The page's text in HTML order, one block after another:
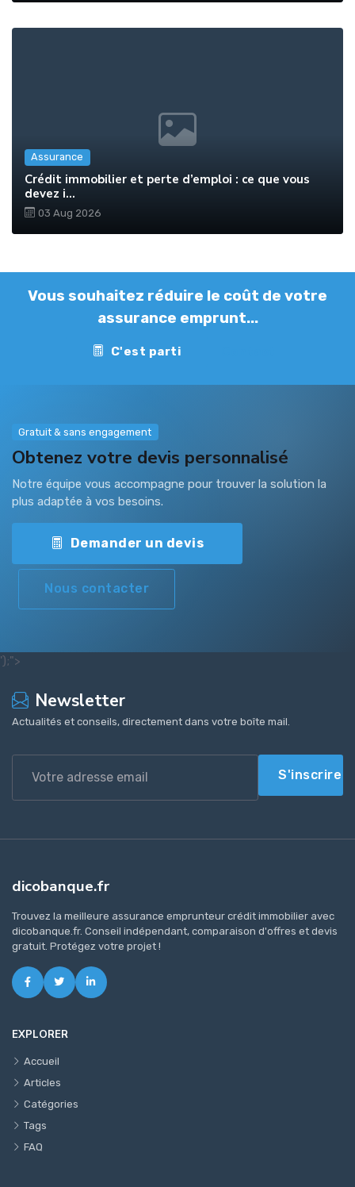
Assurance
Crédit immobilier et perte d’emploi : ce que vous
devez i...
03 Aug 2026
Vous souhaitez réduire le coût de votre
assurance emprunt...
C'est parti
Gratuit & sans engagement
Obtenez votre devis personnalisé
Notre équipe vous accompagne pour trouver la solution la
plus adaptée à vos besoins.
Demander un devis
Nous contacter
');">
Newsletter
Actualités et conseils, directement dans votre boîte mail.
S'inscrire
dicobanque.fr
Trouvez la meilleure assurance emprunteur crédit immobilier avec
dicobanque.fr. Conseil indépendant, comparaison d'offres et devis
gratuit. Protégez votre projet !
EXPLORER
Accueil
Articles
Catégories
Tags
FAQ